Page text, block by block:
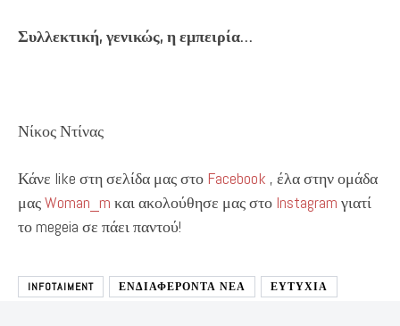
Συλλεκτική, γενικώς, η εμπειρία…
Νίκος Ντίνας
Κάνε like στη σελίδα μας στο Facebook , έλα στην ομάδα
μαςWoman_m και ακολούθησε μας στο Instagram γιατί
το megeia σε πάει παντού!
INFOTAIMENT ΕΝΔΙΑΦΕΡΟΝΤΑ ΝΕΑ ΕΥΤΥΧΙΑ